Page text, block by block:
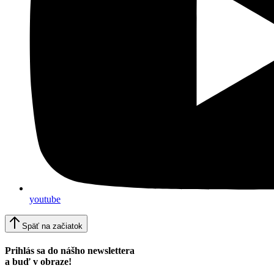
youtube
Späť na začiatok
Prihlás sa do nášho newslettera
a buď v obraze!